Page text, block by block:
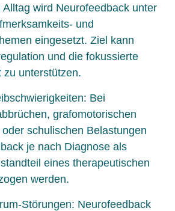
wird Neurofeedback unter
und
eingesetzt. Ziel kann
und die fokussierte
zu unterstützen.
Bei
grafomotorischen
schulischen Belastungen
je nach Diagnose als
eines therapeutischen
werden.
Störungen: Neurofeedback